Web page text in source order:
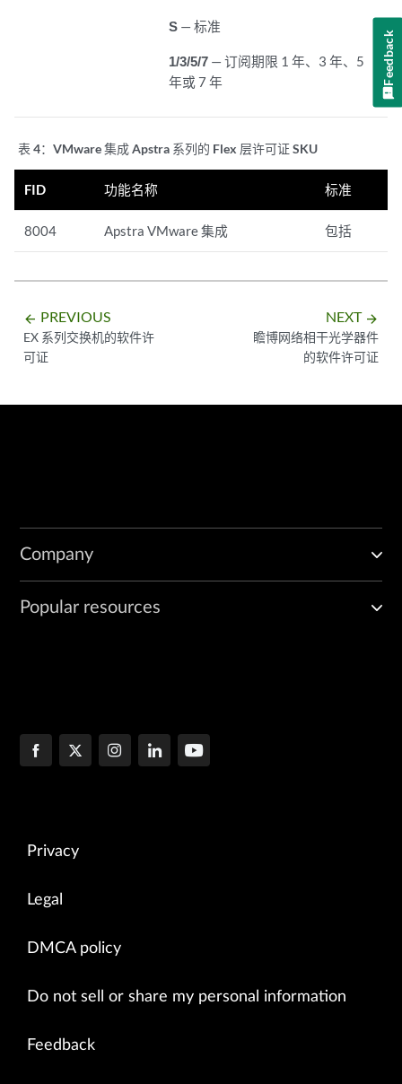
S — 标准
1/3/5/7 — 订阅期限 1 年、3 年、5
年或 7 年
表 4： VMware 集成 Apstra 系列的 Flex 层许可证 SKU
FID 功能名称 标准
8004 Apstra VMware 集成 包括
arrow_backward PREVIOUS
EX 系列交换机的软件许
可证
NEXT arrow_forward
瞻博网络相干光学器件
的软件许可证
Company
Popular resources
Privacy
Legal
DMCA policy
Do not sell or share my personal information
Feedback
Feedback